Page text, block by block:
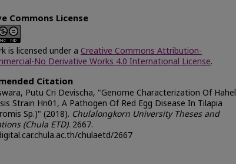
Commons License
is licensed under a Creative Commons Attribution-
No Derivative Works 4.0 International License.
Citation
Putu Cri Devischa, "Genome Characterization Of
Strain Hn01, A Pathogen Of Red Egg Disease In Tilapia
Sp.)" (2018). Chulalongkorn University Theses and
(Chula ETD). 2667.
chulaetd/2667